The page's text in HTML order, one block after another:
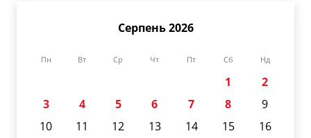
Серпень 2026
Пн Вт Ср Чт Пт Сб Нд
1
2
3
4 5 6 7 8
9
10
11 12 13 14 15
16